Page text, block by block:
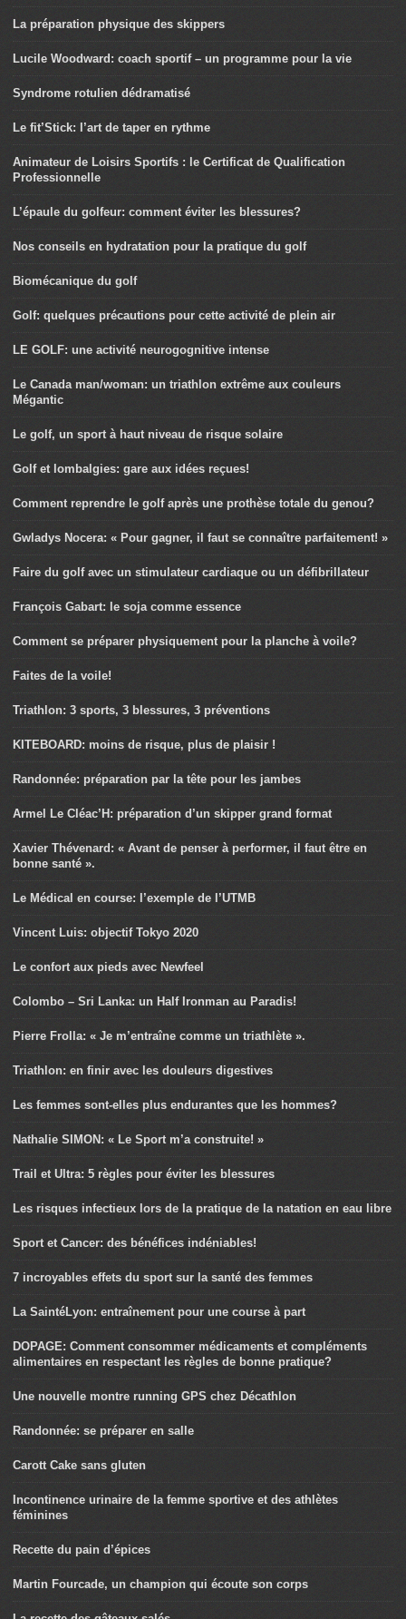
La préparation physique des skippers
Lucile Woodward: coach sportif – un programme pour la vie
Syndrome rotulien dédramatisé
Le fit’Stick: l’art de taper en rythme
Animateur de Loisirs Sportifs : le Certificat de Qualification
Professionnelle
L’épaule du golfeur: comment éviter les blessures?
Nos conseils en hydratation pour la pratique du golf
Biomécanique du golf
Golf: quelques précautions pour cette activité de plein air
LE GOLF: une activité neurogognitive intense
Le Canada man/woman: un triathlon extrême aux couleurs
Mégantic
Le golf, un sport à haut niveau de risque solaire
Golf et lombalgies: gare aux idées reçues!
Comment reprendre le golf après une prothèse totale du genou?
Gwladys Nocera: « Pour gagner, il faut se connaître parfaitement! »
Faire du golf avec un stimulateur cardiaque ou un défibrillateur
François Gabart: le soja comme essence
Comment se préparer physiquement pour la planche à voile?
Faites de la voile!
Triathlon: 3 sports, 3 blessures, 3 préventions
KITEBOARD: moins de risque, plus de plaisir !
Randonnée: préparation par la tête pour les jambes
Armel Le Cléac’H: préparation d’un skipper grand format
Xavier Thévenard: « Avant de penser à performer, il faut être en
bonne santé ».
Le Médical en course: l’exemple de l’UTMB
Vincent Luis: objectif Tokyo 2020
Le confort aux pieds avec Newfeel
Colombo – Sri Lanka: un Half Ironman au Paradis!
Pierre Frolla: « Je m’entraîne comme un triathlète ».
Triathlon: en finir avec les douleurs digestives
Les femmes sont-elles plus endurantes que les hommes?
Nathalie SIMON: « Le Sport m’a construite! »
Trail et Ultra: 5 règles pour éviter les blessures
Les risques infectieux lors de la pratique de la natation en eau libre
Sport et Cancer: des bénéfices indéniables!
7 incroyables effets du sport sur la santé des femmes
La SaintéLyon: entraînement pour une course à part
DOPAGE: Comment consommer médicaments et compléments
alimentaires en respectant les règles de bonne pratique?
Une nouvelle montre running GPS chez Décathlon
Randonnée: se préparer en salle
Carott Cake sans gluten
Incontinence urinaire de la femme sportive et des athlètes
féminines
Recette du pain d’épices
Martin Fourcade, un champion qui écoute son corps